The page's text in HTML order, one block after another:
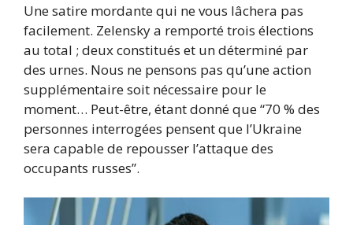
Une satire mordante qui ne vous lâchera pas
facilement. Zelensky a remporté trois élections
au total ; deux constitués et un déterminé par
des urnes. Nous ne pensons pas qu’une action
supplémentaire soit nécessaire pour le
moment… Peut-être, étant donné que “70 % des
personnes interrogées pensent que l’Ukraine
sera capable de repousser l’attaque des
occupants russes”.